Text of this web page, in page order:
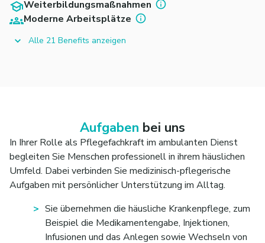
Weiterbildungsmaßnahmen
Moderne Arbeitsplätze
Alle 21 Benefits anzeigen
Aufgaben bei uns
In Ihrer Rolle als Pflegefachkraft im ambulanten Dienst
begleiten Sie Menschen professionell in ihrem häuslichen
Umfeld. Dabei verbinden Sie medizinisch-pflegerische
Aufgaben mit persönlicher Unterstützung im Alltag.
Sie übernehmen die häusliche Krankenpflege, zum
Beispiel die Medikamentengabe, Injektionen,
Infusionen und das Anlegen sowie Wechseln von